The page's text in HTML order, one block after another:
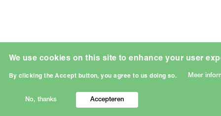
We use cookies on this site to enhance your user
By clicking the Accept button, you agree to us doing so. Meer
No, thanks Accepteren